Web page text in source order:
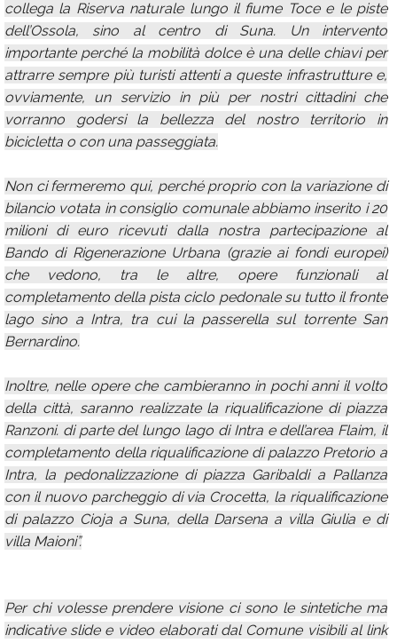
collega la Riserva naturale lungo il fiume Toce e le piste
dell’Ossola, sino al centro di Suna. Un intervento
importante perché la mobilità dolce è una delle chiavi per
attrarre sempre più turisti attenti a queste infrastrutture e,
ovviamente, un servizio in più per nostri cittadini che
vorranno godersi la bellezza del nostro territorio in
bicicletta o con una passeggiata.
Non ci fermeremo qui, perché proprio con la variazione di
bilancio votata in consiglio comunale abbiamo inserito i 20
milioni di euro ricevuti dalla nostra partecipazione al
Bando di Rigenerazione Urbana (grazie ai fondi europei)
che vedono, tra le altre, opere funzionali al
completamento della pista ciclo pedonale su tutto il fronte
lago sino a Intra, tra cui la passerella sul torrente San
Bernardino.
Inoltre, nelle opere che cambieranno in pochi anni il volto
della città, saranno realizzate la riqualificazione di piazza
Ranzoni. di parte del lungo lago di Intra e dell’area Flaim, il
completamento della riqualificazione di palazzo Pretorio a
Intra, la pedonalizzazione di piazza Garibaldi a Pallanza
con il nuovo parcheggio di via Crocetta, la riqualificazione
di palazzo Cioja a Suna, della Darsena a villa Giulia e di
villa Maioni”.
Per chi volesse prendere visione ci sono le sintetiche ma
indicative slide e video elaborati dal Comune visibili al link